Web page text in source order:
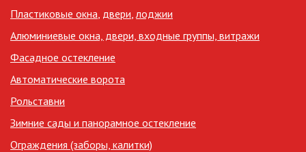
Пластиковые окна, двери,лоджии
Алюминиевые окна, двери, входные группы, витражи
Фасадное остекление
Автоматические ворота
Рольставни
Зимние сады и панорамное остекление
Ограждения (заборы, калитки)